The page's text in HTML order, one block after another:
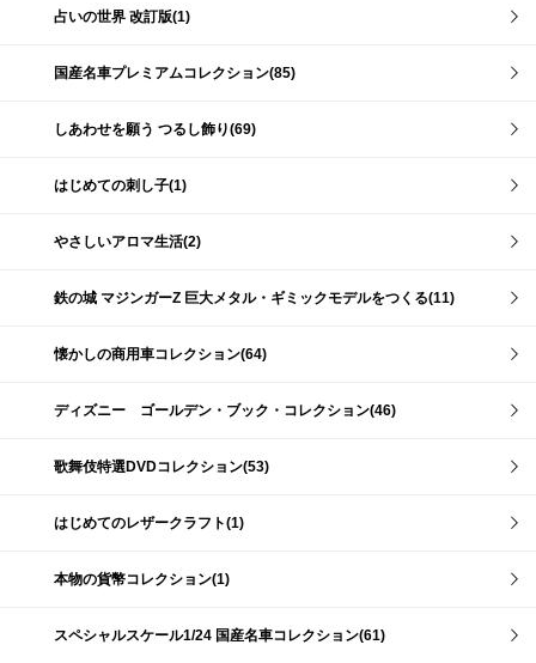
占いの世界 改訂版(1)
国産名車プレミアムコレクション(85)
しあわせを願う つるし飾り(69)
はじめての刺し子(1)
やさしいアロマ生活(2)
鉄の城 マジンガーZ 巨大メタル・ギミックモデルをつくる(11)
懐かしの商用車コレクション(64)
ディズニー ゴールデン・ブック・コレクション(46)
歌舞伎特選DVDコレクション(53)
はじめてのレザークラフト(1)
本物の貨幣コレクション(1)
スペシャルスケール1/24 国産名車コレクション(61)